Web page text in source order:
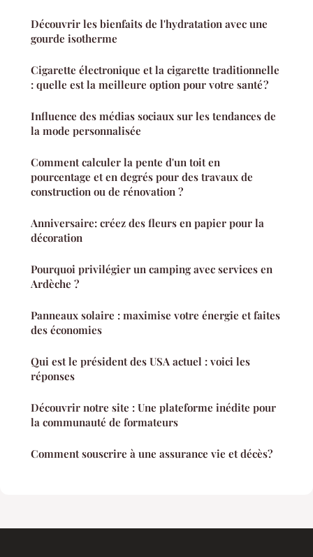
Découvrir les bienfaits de l'hydratation avec une
gourde isotherme
Cigarette électronique et la cigarette traditionnelle
: quelle est la meilleure option pour votre santé ?
Influence des médias sociaux sur les tendances de
la mode personnalisée
Comment calculer la pente d'un toit en
pourcentage et en degrés pour des travaux de
construction ou de rénovation ?
Anniversaire: créez des fleurs en papier pour la
décoration
Pourquoi privilégier un camping avec services en
Ardèche ?
Panneaux solaire : maximise votre énergie et faites
des économies
Qui est le président des USA actuel : voici les
réponses
Découvrir notre site : Une plateforme inédite pour
la communauté de formateurs
Comment souscrire à une assurance vie et décès?